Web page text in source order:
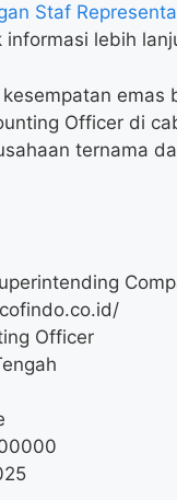
Staf
informasi lebih
Officer di
ternama
Officer